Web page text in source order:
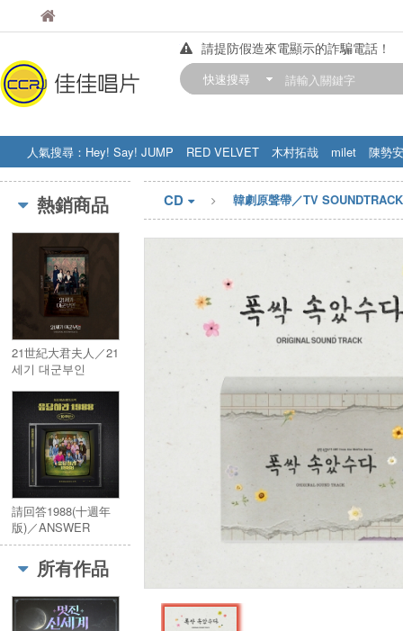
佳佳唱片
請提防假造來電顯示的詐騙電話！
【中華門市營業時間調整公告】
快速搜尋
人氣搜尋： Hey! Say! JUMP RED VELVET 木村拓哉 milet
陳勢安
STRAY KIDS
盧廣仲 周杰伦
熱銷商品
21世紀大君夫人／21
세기 대군부인
請回答1988(十週年
版)／ANSWER
PLEASE 1988
(10TH
ANNIVERSARY)
所有作品
CD 韓劇原聲帶／TV SOUNDTRACK